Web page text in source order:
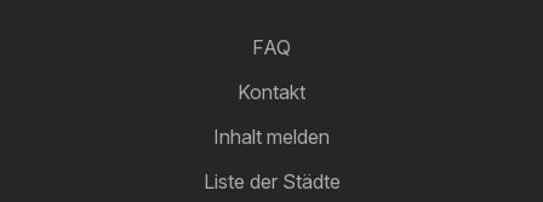
FAQ
Kontakt
Inhalt melden
Liste der Städte